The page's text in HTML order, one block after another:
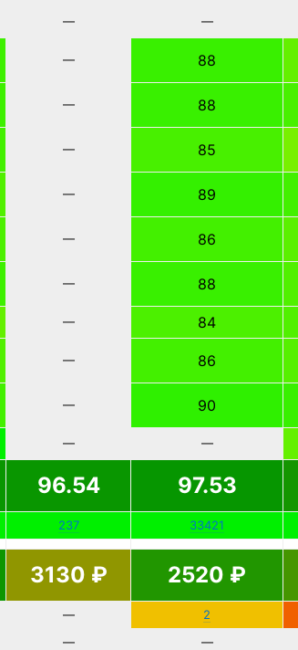
— —
— 88
— 88
— 85
— 89
— 86
— 88
— 84
— 86
— 90
— —
96.54 97.53
237 33421
3130 ₽ 2520 ₽
— 2
— —